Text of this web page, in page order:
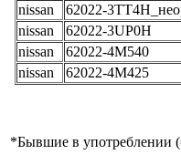
nissan
62022-
nissan
62022-3UP0H
nissan
62022-4M540
nissan
62022-4M425
*Бывшие в употреблении